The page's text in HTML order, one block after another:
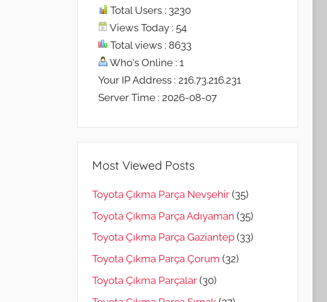
Total Users : 3230
Views Today : 54
Total views : 8633
Who's Online : 1
Your IP Address : 216.73.216.231
Server Time : 2026-08-07
Most Viewed Posts
Toyota Çıkma Parça Nevşehir (35)
Toyota Çıkma Parça Adıyaman (35)
Toyota Çıkma Parça Gaziantep (33)
Toyota Çıkma Parça Çorum (32)
Toyota Çıkma Parçalar (30)